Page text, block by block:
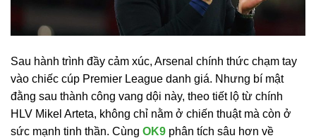
Sau hành trình đầy cảm xúc, Arsenal chính thức chạm tay
vào chiếc cúp Premier League danh giá. Nhưng bí mật
đằng sau thành công vang dội này, theo tiết lộ từ chính
HLV Mikel Arteta, không chỉ nằm ở chiến thuật mà còn ở
sức mạnh tinh thần. Cùng OK9 phân tích sâu hơn về